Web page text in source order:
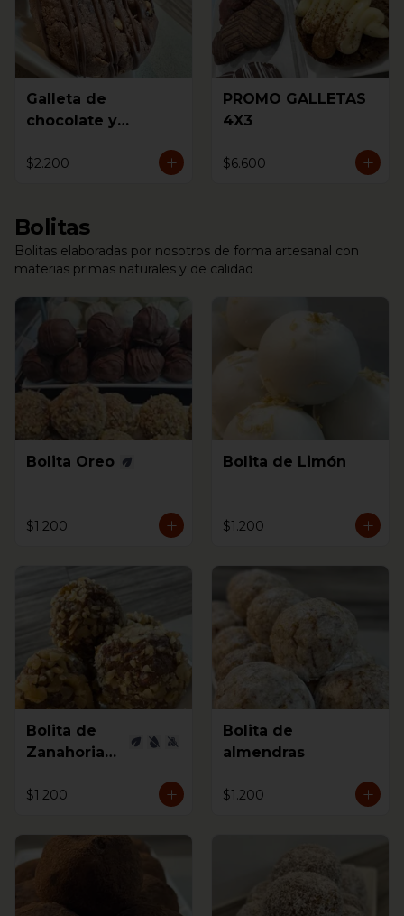
Galleta de
chocolate y
$2.200
PROMO GALLETAS
4X3
$6.600
Bolitas
Bolitas elaboradas por nosotros de forma artesanal con
materias primas naturales y de calidad
Bolita Oreo
$1.200
Bolita de Limón
$1.200
Bolita de
Zanahorias
$1.200
Bolita de
almendras
$1.200